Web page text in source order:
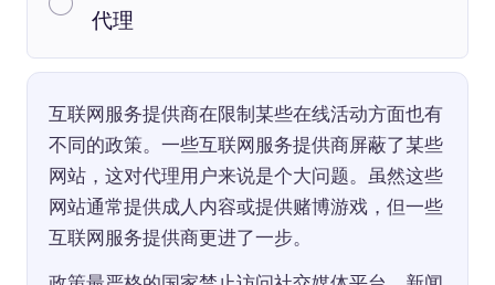
代理
互联网服务提供商在限制某些在线活动方面也有
不同的政策。一些互联网服务提供商屏蔽了某些
网站，这对代理用户来说是个大问题。虽然这些
网站通常提供成人内容或提供赌博游戏，但一些
互联网服务提供商更进了一步。